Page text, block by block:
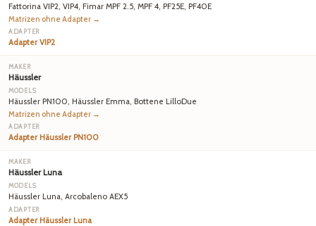
Fattorina VIP2, VIP4, Fimar MPF 2.5, MPF 4, PF25E, PF40E
Matrizen ohne Adapter →
Adapter VIP2
Häussler
Häussler PN100, Häussler Emma, Bottene LilloDue
Matrizen ohne Adapter →
Adapter Häussler PN100
Häussler Luna
Häussler Luna, Arcobaleno AEX5
Adapter Häussler Luna